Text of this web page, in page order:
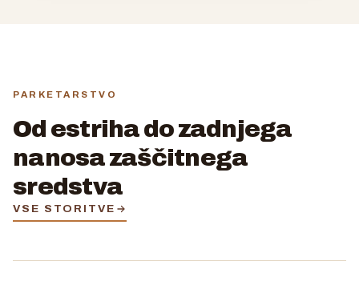
PARKETARSTVO
Od estriha do zadnjega
nanosa zaščitnega
sredstva
VSE STORITVE